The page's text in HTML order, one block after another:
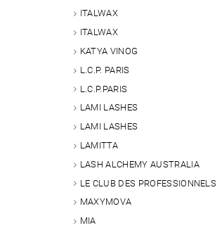
ITALWAX
ITALWAX
KATYA VINOG
L.C.P. PARIS
L.C.P.PARIS
LAMI LASHES
LAMI LASHES
LAMITTA
LASH ALCHEMY AUSTRALIA
LE CLUB DES PROFESSIONNELS
MAXYMOVA
MIA